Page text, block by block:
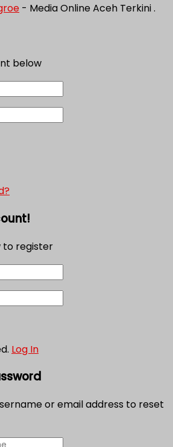
- Media Online Aceh Terkini .
below
to register
Log In
or email address to reset